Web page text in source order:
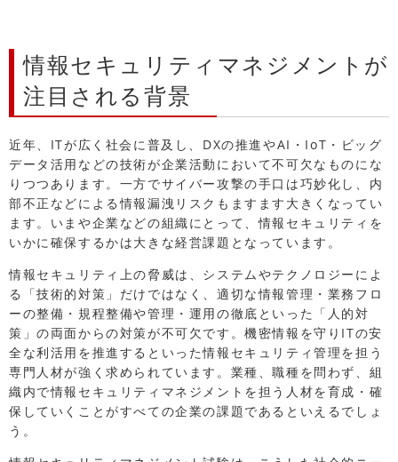
情報セキュリティマネジメントが
注目される背景
近年、ITが広く社会に普及し、DXの推進やAI・IoT・ビッグ
データ活用などの技術が企業活動において不可欠なものにな
りつつあります。一方でサイバー攻撃の手口は巧妙化し、内
部不正などによる情報漏洩リスクもますます大きくなってい
ます。いまや企業などの組織にとって、情報セキュリティを
いかに確保するかは大きな経営課題となっています。
情報セキュリティ上の脅威は、システムやテクノロジーによ
る「技術的対策」だけではなく、適切な情報管理・業務フロ
ーの整備・規程整備や管理・運用の徹底といった「人的対
策」の両面からの対策が不可欠です。機密情報を守りITの安
全な利活用を推進するといった情報セキュリティ管理を担う
専門人材が強く求められています。業種、職種を問わず、組
織内で情報セキュリティマネジメントを担う人材を育成・確
保していくことがすべての企業の課題であるといえるでしょ
う。